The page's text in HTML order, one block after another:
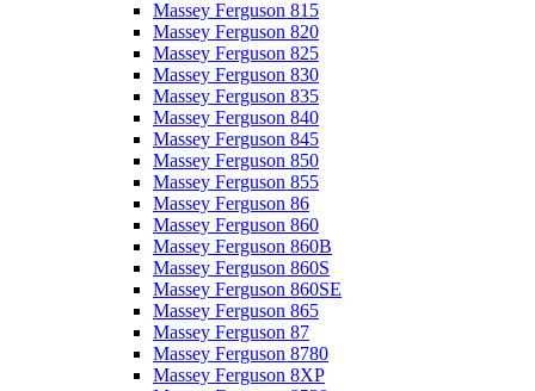
Massey Ferguson 815
Massey Ferguson 820
Massey Ferguson 825
Massey Ferguson 830
Massey Ferguson 835
Massey Ferguson 840
Massey Ferguson 845
Massey Ferguson 850
Massey Ferguson 855
Massey Ferguson 86
Massey Ferguson 860
Massey Ferguson 860B
Massey Ferguson 860S
Massey Ferguson 860SE
Massey Ferguson 865
Massey Ferguson 87
Massey Ferguson 8780
Massey Ferguson 8XP